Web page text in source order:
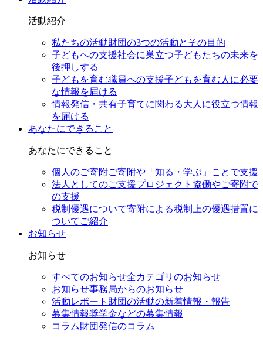
活動紹介
私たちの活動財団の3つの活動とその目的
子どもへの支援社会に巣立つ子どもたちの未来を
後押しする
子どもを育む職員への支援子どもを育む人に必要
な情報を届ける
情報発信・共有子育てに関わる大人に役立つ情報
を届ける
あなたにできること
あなたにできること
個人のご寄附ご寄附や「知る・学ぶ」ことで支援
法人としてのご支援プロジェクト協働やご寄附で
の支援
税制優遇について寄附による税制上の優遇措置に
ついてご紹介
お知らせ
お知らせ
すべてのお知らせ全カテゴリのお知らせ
お知らせ事務局からのお知らせ
活動レポート 財団の活動の新着情報・報告
募集情報奨学金などの募集情報
コラム財団発信のコラム